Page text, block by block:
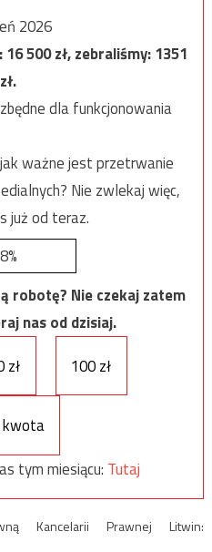
2026
16 500zł, zebraliśmy:1351
zł.
dla funkcjonowania
ważne jest przetrwanie
Nie zwlekaj więc,
już od teraz.
8%
robotę? Nie czekaj zatem
nas od dzisiaj.
zł 100 zł
kwota
tym miesiącu: Tutaj
Kancelarii Prawnej Litwin: